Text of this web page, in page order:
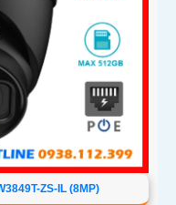
ZS-IL (8MP)